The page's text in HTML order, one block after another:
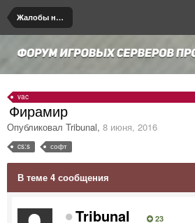
Жалобы на игроков/админов
vac
Фирамир
Опубликовал Tribunal, 8 июня, 2016
cs:s софт
В теме 4 сообщения
Tribunal 23